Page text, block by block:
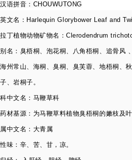
汉语拼音： CHOUWUTONG
英文名： Harlequin Glorybower Leaf and
拉丁植物动物矿物名：Clerodendrum
别名：臭梧桐、泡花桐、八角梧桐、追骨风
海州常山、海桐、臭桐、臭芙蓉、地梧桐、
子、岩桐子。
科中文名：马鞭草科
药材基源：为马鞭草料植物臭梧桐的嫩枝及叶
属中文名：大青属
性味：辛、苦、甘，凉。